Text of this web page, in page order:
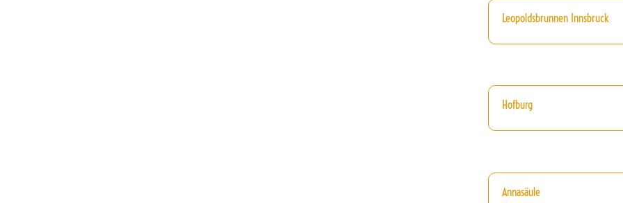
Leopoldsbrunnen Innsbruck
Hofburg
Annasäule